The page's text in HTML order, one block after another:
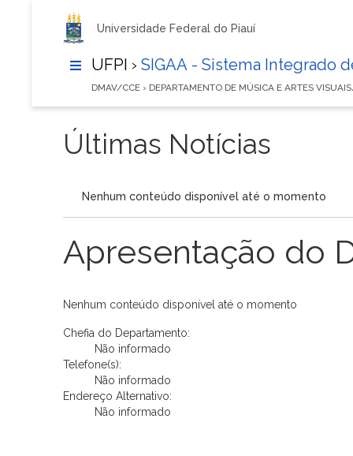
Universidade Federal do Piauí
UFPI › SIGAA - Sistema Integrado
DMAV/CCE › DEPARTAMENTO DE MÚSICA E ARTES
Últimas Notícias
Nenhum conteúdo disponível até o momento
Apresentação do
Nenhum conteúdo disponível até o momento
Chefia do Departamento:
Não informado
Telefone(s):
Não informado
Endereço Alternativo:
Não informado